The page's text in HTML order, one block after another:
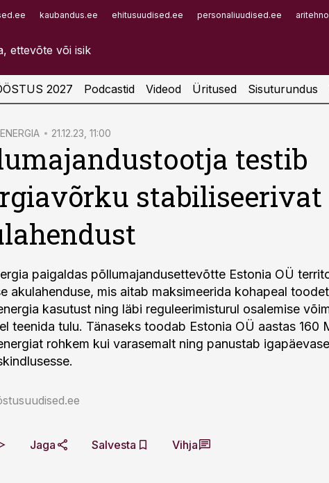
kaubandus.ee ehitusuudised.ee personaliuudised.ee
Infopank
2027 Podcastid Videod Üritused Sisuturundus
21.12.23, 11:00
testib
stabiliseerivat
paigaldas põllumajandusettevõtte Estonia OÜ
akulahenduse, mis aitab maksimeerida kohapeal
kasutust ning läbi reguleerimisturul osalemise
teenida tulu. Tänaseks toodab Estonia OÜ aastas 160
rohkem kui varasemalt ning panustab
Jaga Salvesta Vihja